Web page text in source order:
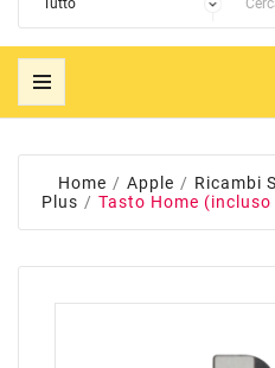
Home Apple Ricambi
Plus
Tasto Home